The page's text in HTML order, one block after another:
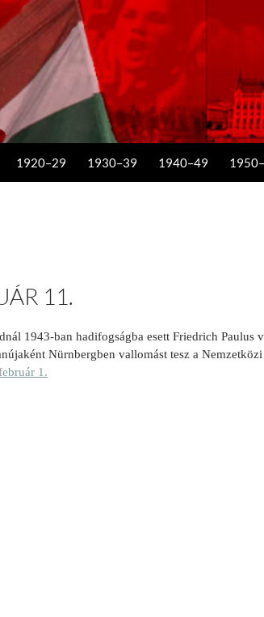
1920–29 1930–39 1940–49
11.
1943-ban hadifogságba esett Friedrich Paulus
Nürnbergben vallomást tesz a
1.